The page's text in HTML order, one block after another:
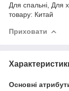
Для спальні, Для
товару: Китай
Приховати
Основні